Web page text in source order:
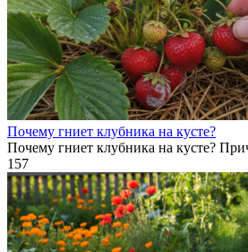
Почему гниет клубника на кусте?
Почему гниет клубника на кусте?
157